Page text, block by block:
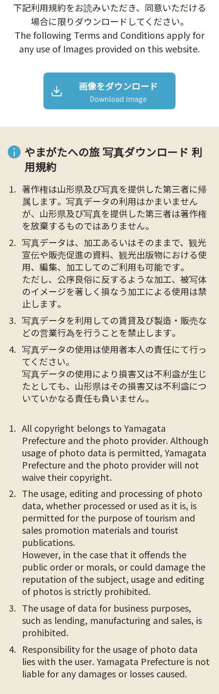
下記利用規約をお読みいただき、同意いただける
場合に限りダウンロードしてください。
The following Terms and Conditions apply for
any use of Images provided on this website.
画像をダウンロード
Download image
やまがたへの旅 写真ダウンロード 利
用規約
著作権は山形県及び写真を提供した第三者に帰
属します。写真データの利用はかまいません
が、山形県及び写真を提供した第三者は著作権
を放棄するものではありません。
写真データは、加工あるいはそのままで、観光
宣伝や販売促進の資料、観光出版物における使
用、編集、加工してのご利用も可能です。
ただし、公序良俗に反するような加工、被写体
のイメージを著しく損なう加工による使用は禁
止します。
写真データを利用しての賃貸及び製造・販売な
どの営業行為を行うことを禁止します。
写真データの使用は使用者本人の責任にて行っ
てください。
写真データの使用により損害又は不利益が生じ
たとしても、山形県はその損害又は不利益につ
いていかなる責任も負いません。
All copyright belongs to Yamagata
Prefecture and the photo provider. Although
usage of photo data is permitted, Yamagata
Prefecture and the photo provider will not
waive their copyright.
The usage, editing and processing of photo
data, whether processed or used as it is, is
permitted for the purpose of tourism and
sales promotion materials and tourist
publications.
However, in the case that it offends the
public order or morals, or could damage the
reputation of the subject, usage and editing
of photos is strictly prohibited.
The usage of data for business purposes,
such as lending, manufacturing and sales, is
prohibited.
Responsibility for the usage of photo data
lies with the user. Yamagata Prefecture is not
liable for any damages or losses caused.